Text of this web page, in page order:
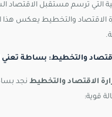
التي ترسم مستقبل الاقتصاد
الاقتصاد والتخطيط يعكس هذا
والتخطيط: بساطة تعني
الاقتصاد والتخطيط نجد
قوية: